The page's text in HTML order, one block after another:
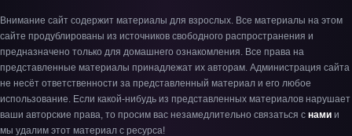
Внимание сайт содержит материалы для взрослых. Все материалы на этом
сайте продублированы из источников свободного распространения и
предназначено только для домашнего ознакомления. Все права на
представленные материалы принадлежат их авторам. Администрация сайта
не несёт ответственности за представленный материал и его любое
использование. Если какой-нибудь из представленных материалов нарушает
ваши авторские права, то просим вас незамедлительно связаться с нами и
мы удалим этот материал с ресурса!